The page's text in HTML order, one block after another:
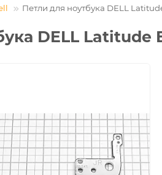
Петли для ноутбука DELL
DELL Latitude